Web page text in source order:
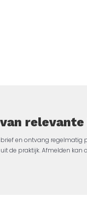
relevante
en ontvang regelmatig
de praktijk. Afmelden kan